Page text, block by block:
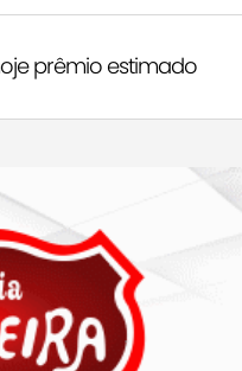
prêmio estimado